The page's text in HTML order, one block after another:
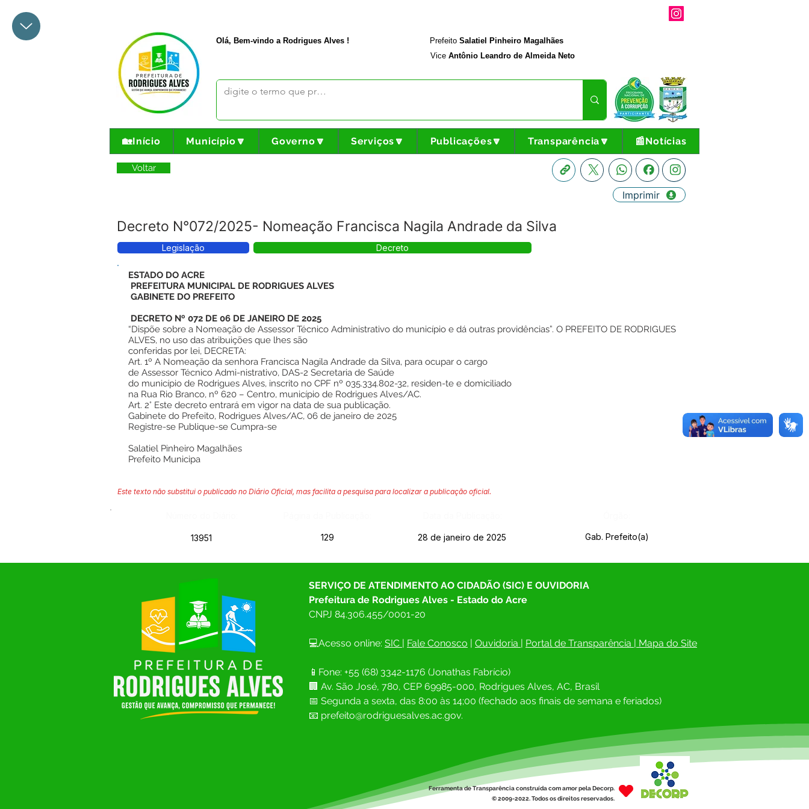
Olá, Bem-vindo a Rodrigues Alves ! Prefeito Salatiel Pinheiro Magalhães
Vice Antônio Leandro de Almeida Neto
🏡Início Município🔽 Governo🔽 Serviços🔽 Publicações🔽 Transparência🔽 📰Notícias
Voltar
Decreto N°072/2025- Nomeação Francisca Nagila Andrade da Silva
Imprimir
Legislação Decreto
ESTADO DO ACRE
PREFEITURA MUNICIPAL DE RODRIGUES ALVES
GABINETE DO PREFEITO
DECRETO Nº 072 DE 06 DE JANEIRO DE 2025
“Dispõe sobre a Nomeação de Assessor Técnico Administrativo do município e dá outras providências”. O PREFEITO DE RODRIGUES
ALVES, no uso das atribuições que lhes são
conferidas por lei, DECRETA:
Art. 1º A Nomeação da senhora Francisca Nagila Andrade da Silva, para ocupar o cargo
de Assessor Técnico Admi-nistrativo, DAS-2 Secretaria de Saúde
do município de Rodrigues Alves, inscrito no CPF nº 035.334.802-32, residen-te e domiciliado
na Rua Rio Branco, nº 620 – Centro, município de Rodrigues Alves/AC.
Art. 2° Este decreto entrará em vigor na data de sua publicação.
Gabinete do Prefeito, Rodrigues Alves/AC, 06 de janeiro de 2025
Registre-se Publique-se Cumpra-se
Salatiel Pinheiro Magalhães
Prefeito Municipa
Este texto não substitui o publicado no Diário Oficial, mas facilita a pesquisa para localizar a publicação oficial.
13951 129 28 de janeiro de 2025 Gab. Prefeito(a)
SERVIÇO DE ATENDIMENTO AO CIDADÃO (SIC) E OUVIDORIA
Prefeitura de Rodrigues Alves - Estado do Acre
CNPJ 84.306.455/0001-20
💻Acesso online: SIC | Fale Conosco | Ouvidoria | Portal de Transparência | Mapa do Site
📱Fone: +55 (68) 3342-1176 (Jonathas Fabrício)
🏢 Av. São José, 780, CEP 69985-000, Rodrigues Alves, AC, Brasil
📅 Segunda a sexta, das 8:00 às 14;00 (fechado aos finais de semana e feriados)
📧 prefeito@rodriguesalves.ac.gov.
Ferramenta de Transparência construída com amor pela Decorp.
© 2009-2022. Todos os direitos reservados.